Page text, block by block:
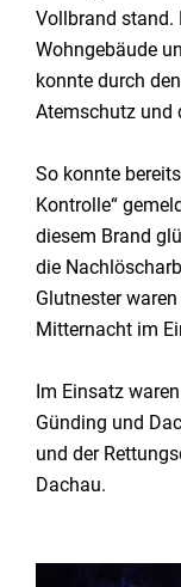
Vollbrand stand.
Wohngebäude
konnte durch
Atemschutz und
So konnte
Kontrolle“
diesem Brand
die
Glutnester
Mitternacht im
Im Einsatz
Günding und
und der
Dachau.